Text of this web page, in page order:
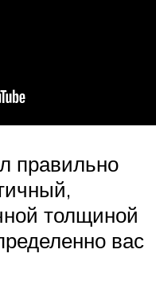
правильно
толщиной
вас